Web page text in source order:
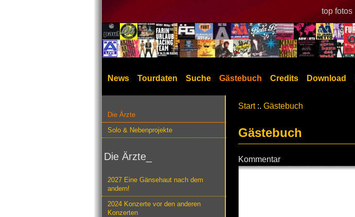
top fotos |
News Tourdaten Suche Gästebuch Credits Download
Die Ärzte
Solo & Nebenprojekte
Die Ärzte_
2027 Eine Gänsehaut nach dem
andern!
2024 Konzerte vor den anderen
Konzerten
Start:. Gästebuch
Gästebuch
Kommentar